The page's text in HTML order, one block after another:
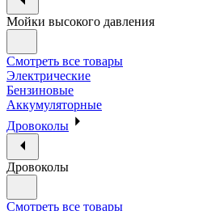
Мойки высокого давления
Смотреть все товары
Электрические
Бензиновые
Аккумуляторные
Дровоколы
Дровоколы
Смотреть все товары